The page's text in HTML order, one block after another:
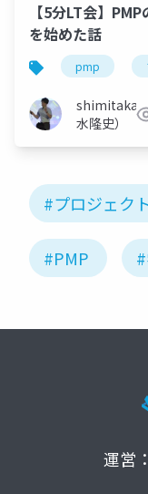
【5分LT会】
を始めた話
pmp
shimitaka
水隆史）
#プロジェク
#PMP
運営